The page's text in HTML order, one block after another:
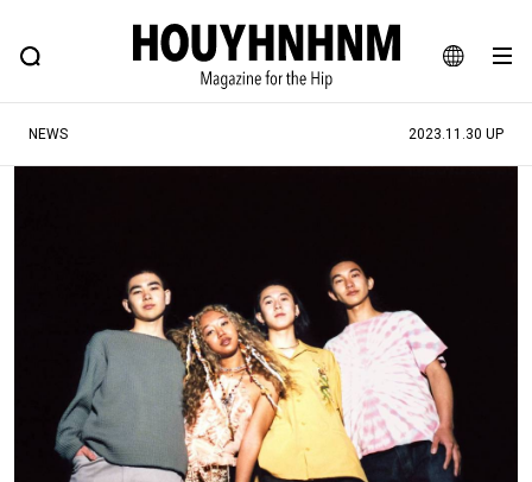
JA
EN
FEATURE BLOG SNAP
ヒップなファッション、カルチャー、ライフスタイルWEBマガジン
#憧れの逸品
#ESSENTIAL DESIGNS #古着サミット
#NEW VINTAGE #マイナーグッド図鑑
#路地裏てぃーん。 #MONTHLY JOURNAL
#GH 銘品の所以 #フイナムのYouTube
#Commune H #FOCUS IT #AH.H
NEWS 2023.11.30 UP